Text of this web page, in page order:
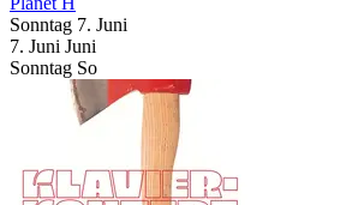
Sonntag 7. Juni
7. Juni Juni
Sonntag So